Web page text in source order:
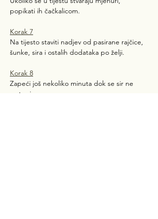
popikati ih čačkalicom.
Korak 7
Na tijesto staviti nadjev od pasirane rajčice,
šunke, sira i ostalih dodataka po želji.
Korak 8
Zapeći još nekoliko minuta dok se sir ne
rastopi.